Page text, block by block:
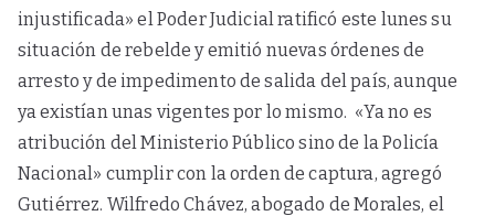
injustificada» el Poder Judicial ratificó este lunes su
situación de rebelde y emitió nuevas órdenes de
arresto y de impedimento de salida del país, aunque
ya existían unas vigentes por lo mismo. «Ya no es
atribución del Ministerio Público sino de la Policía
Nacional» cumplir con la orden de captura, agregó
Gutiérrez. Wilfredo Chávez, abogado de Morales, el